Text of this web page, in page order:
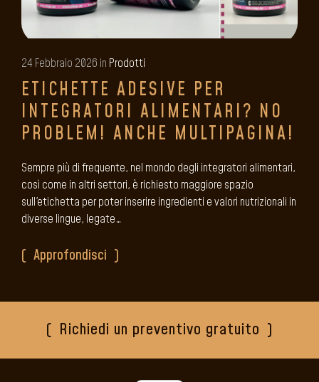
24 Febbraio 2026 in Prodotti
ETICHETTE ADESIVE PER
INTEGRATORI ALIMENTARI? NO
PROBLEM! ANCHE MULTIPAGINA!
Sempre più di frequente, nel mondo degli integratori alimentari,
così come in altri settori, è richiesto maggiore spazio
sull'etichetta per poter inserire ingredienti e valori nutrizionali in
diverse lingue, legate…
Approfondisci
Richiedi un preventivo gratuito